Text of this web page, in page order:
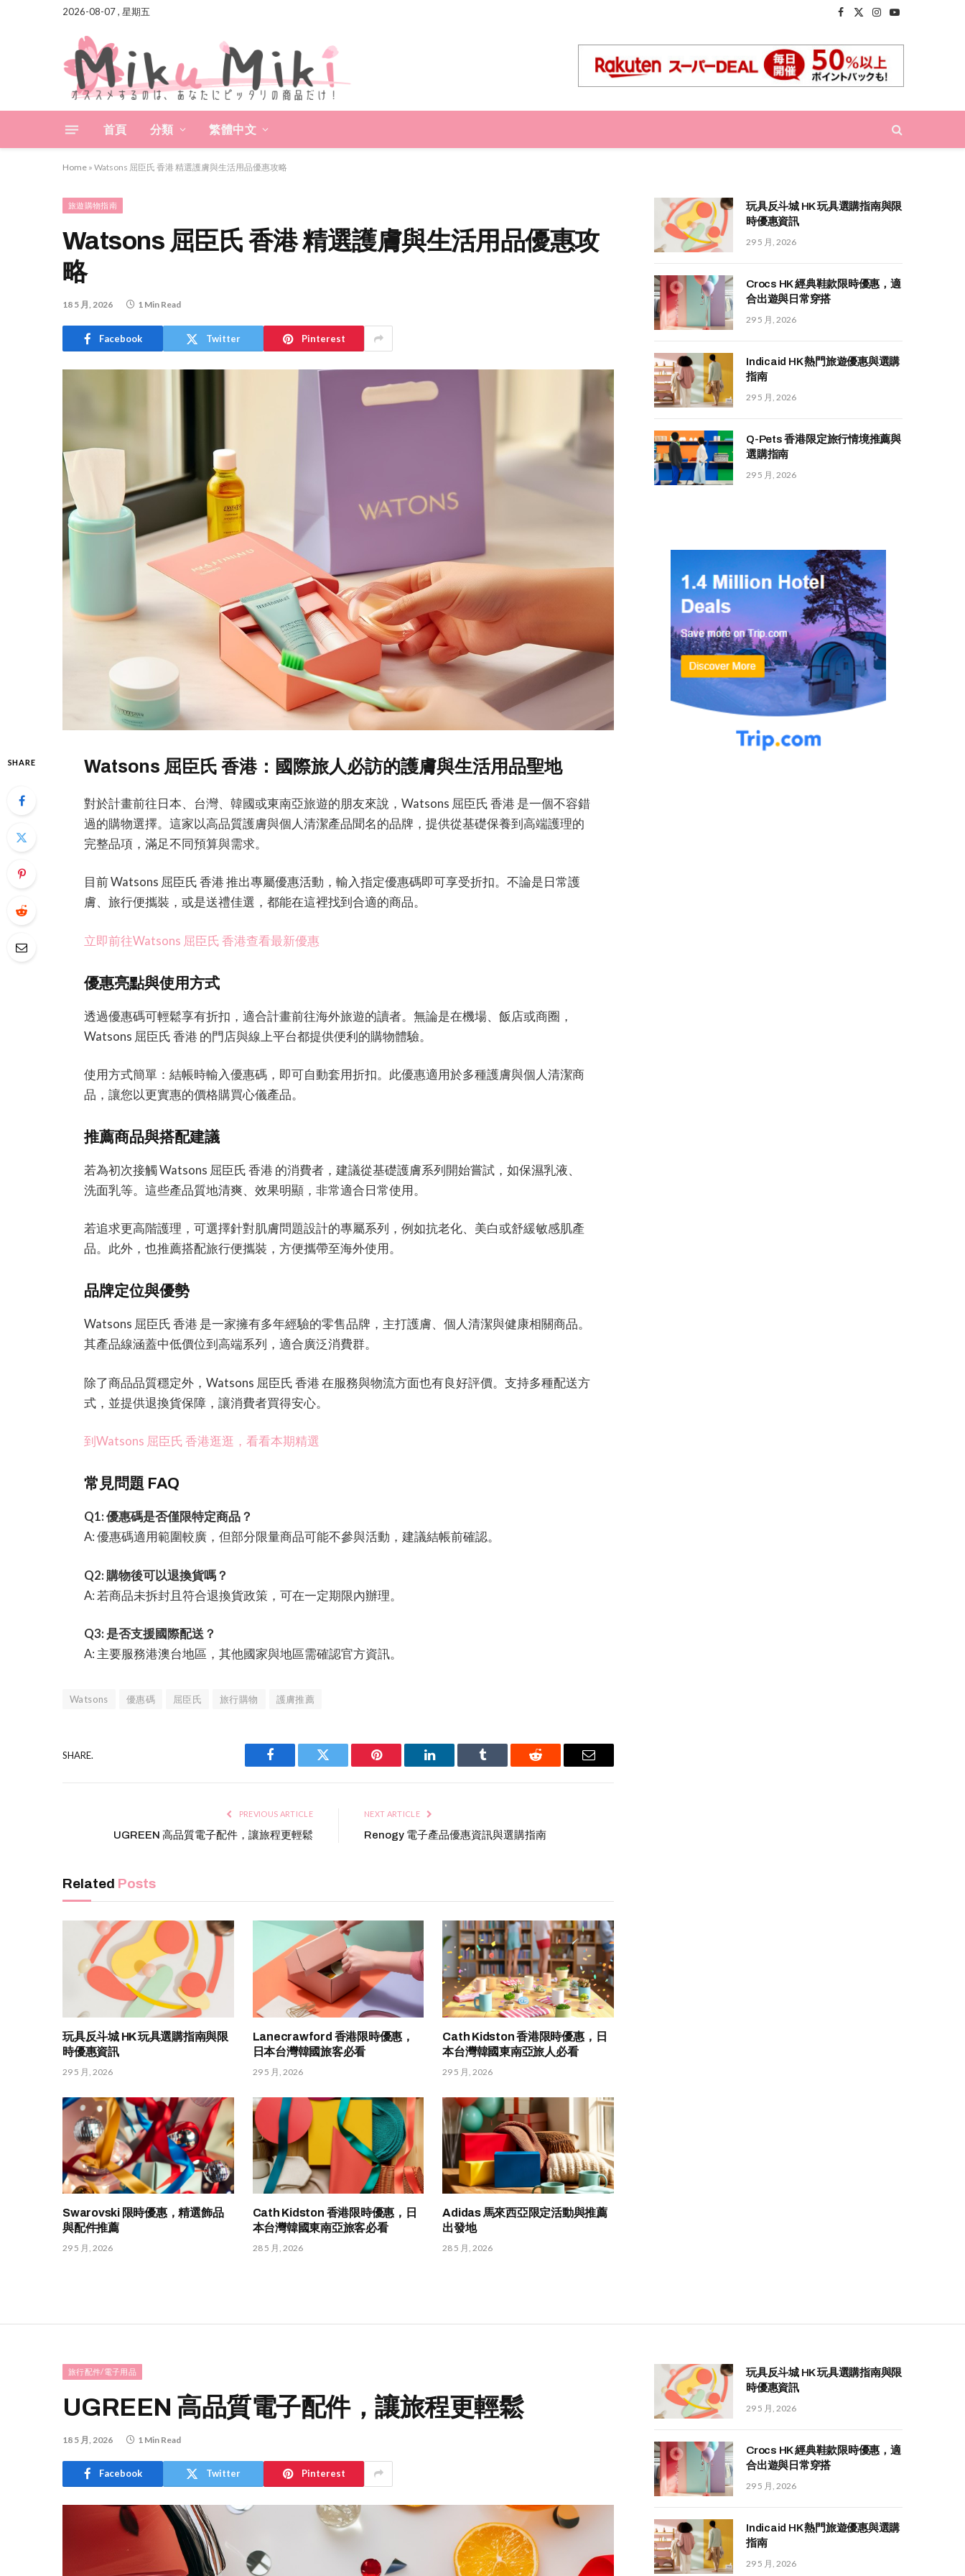
2026-08-07 , 星期五
Facebook
X
Instagram
YouTube
首頁 分類 繁體中文
Home » Watsons 屈臣氏 香港 精選護膚與生活用品優惠攻略
旅遊購物指南
Watsons 屈臣氏 香港 精選護膚與生活用品優惠攻
略
18 5 月, 2026 1 Min Read
Facebook Twitter Pinterest
SHARE Watsons 屈臣氏 香港：國際旅人必訪的護膚與生活用品聖地
對於計畫前往日本、台灣、韓國或東南亞旅遊的朋友來說，Watsons 屈臣氏 香港 是一個不容錯
過的購物選擇。這家以高品質護膚與個人清潔產品聞名的品牌，提供從基礎保養到高端護理的
完整品項，滿足不同預算與需求。
目前 Watsons 屈臣氏 香港 推出專屬優惠活動，輸入指定優惠碼即可享受折扣。不論是日常護
膚、旅行便攜裝，或是送禮佳選，都能在這裡找到合適的商品。
立即前往Watsons 屈臣氏 香港查看最新優惠
優惠亮點與使用方式
透過優惠碼可輕鬆享有折扣，適合計畫前往海外旅遊的讀者。無論是在機場、飯店或商圈，
Watsons 屈臣氏 香港 的門店與線上平台都提供便利的購物體驗。
使用方式簡單：結帳時輸入優惠碼，即可自動套用折扣。此優惠適用於多種護膚與個人清潔商
品，讓您以更實惠的價格購買心儀產品。
推薦商品與搭配建議
若為初次接觸 Watsons 屈臣氏 香港 的消費者，建議從基礎護膚系列開始嘗試，如保濕乳液、
洗面乳等。這些產品質地清爽、效果明顯，非常適合日常使用。
若追求更高階護理，可選擇針對肌膚問題設計的專屬系列，例如抗老化、美白或舒緩敏感肌產
品。此外，也推薦搭配旅行便攜裝，方便攜帶至海外使用。
品牌定位與優勢
Watsons 屈臣氏 香港 是一家擁有多年經驗的零售品牌，主打護膚、個人清潔與健康相關商品。
其產品線涵蓋中低價位到高端系列，適合廣泛消費群。
除了商品品質穩定外，Watsons 屈臣氏 香港 在服務與物流方面也有良好評價。支持多種配送方
式，並提供退換貨保障，讓消費者買得安心。
到Watsons 屈臣氏 香港逛逛，看看本期精選
常見問題 FAQ
Q1: 優惠碼是否僅限特定商品？
A: 優惠碼適用範圍較廣，但部分限量商品可能不參與活動，建議結帳前確認。
Q2: 購物後可以退換貨嗎？
A: 若商品未拆封且符合退換貨政策，可在一定期限內辦理。
Q3: 是否支援國際配送？
A: 主要服務港澳台地區，其他國家與地區需確認官方資訊。
Watsons 優惠碼 屈臣氏 旅行購物 護膚推薦
SHARE.
Facebook Twitter Pinterest LinkedIn Tumblr Reddit Email
PREVIOUS ARTICLE
UGREEN 高品質電子配件，讓旅程更輕鬆
NEXT ARTICLE
Renogy 電子產品優惠資訊與選購指南
Related Posts
玩具反斗城 HK 玩具選購指南與限
時優惠資訊
29 5 月, 2026
Lanecrawford 香港限時優惠，
日本台灣韓國旅客必看
29 5 月, 2026
Cath Kidston 香港限時優惠，日
本台灣韓國東南亞旅人必看
29 5 月, 2026
Swarovski 限時優惠，精選飾品
與配件推薦
29 5 月, 2026
Cath Kidston 香港限時優惠，日
本台灣韓國東南亞旅客必看
28 5 月, 2026
Adidas 馬來西亞限定活動與推薦
出發地
28 5 月, 2026
玩具反斗城 HK 玩具選購指南與限
時優惠資訊
29 5 月, 2026
Crocs HK 經典鞋款限時優惠，適
合出遊與日常穿搭
29 5 月, 2026
Indicaid HK 熱門旅遊優惠與選購
指南
29 5 月, 2026
Q-Pets 香港限定旅行情境推薦與
選購指南
29 5 月, 2026
旅行配件/電子用品
UGREEN 高品質電子配件，讓旅程更輕鬆
18 5 月, 2026 1 Min Read
Facebook Twitter Pinterest
玩具反斗城 HK 玩具選購指南與限
時優惠資訊
29 5 月, 2026
Crocs HK 經典鞋款限時優惠，適
合出遊與日常穿搭
29 5 月, 2026
Indicaid HK 熱門旅遊優惠與選購
指南
29 5 月, 2026